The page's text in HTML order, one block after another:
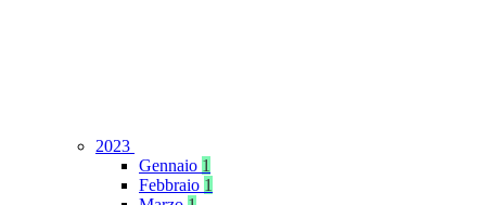
2023
Gennaio 1
Febbraio 1